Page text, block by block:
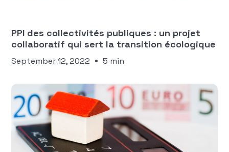
PPI des collectivités publiques : un projet
collaboratif qui sert la transition écologique
September 12, 2022 5 min